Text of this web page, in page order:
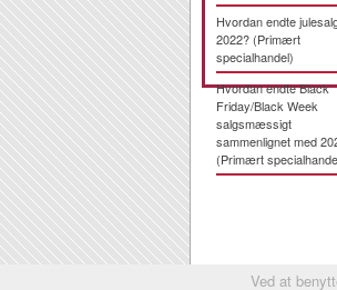
Ved at
Hvordan endte
2022? (Primært
specialhandel)
Hvordan endte Black
Friday/Black Week
salgsmæssigt
sammenlignet med
(Primært